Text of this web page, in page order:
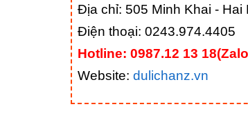
Địa chỉ: 505 Minh Khai - Hai
Điện thoại: 0243.974.4405
Hotline: 0987.12 13
Website: dulichanz.vn